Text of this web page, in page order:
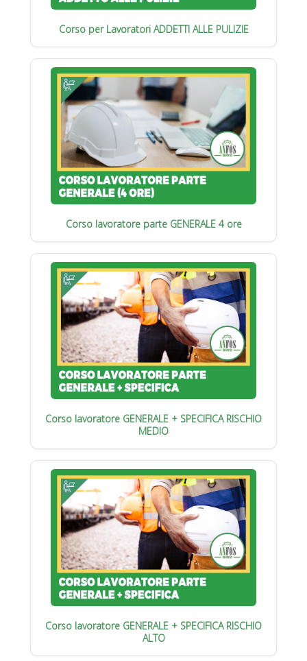
Corso per Lavoratori ADDETTI ALLE PULIZIE
Corso lavoratore parte GENERALE 4 ore
Corso lavoratore GENERALE + SPECIFICA RISCHIO
MEDIO
Corso lavoratore GENERALE + SPECIFICA RISCHIO
ALTO